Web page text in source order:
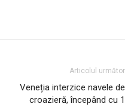
Articolul următor
Veneția interzice navele de
croazieră, începând cu 1